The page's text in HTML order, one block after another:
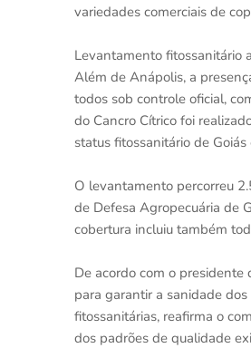
variedades comerciais de
Levantamento fitossanitário
Além de Anápolis, a
todos sob controle oficial,
do Cancro Cítrico foi
status fitossanitário de
O levantamento percorreu
de Defesa Agropecuária de
cobertura incluiu também
De acordo com o
para garantir a sanidade
fitossanitárias, reafirma o
dos padrões de qualidade